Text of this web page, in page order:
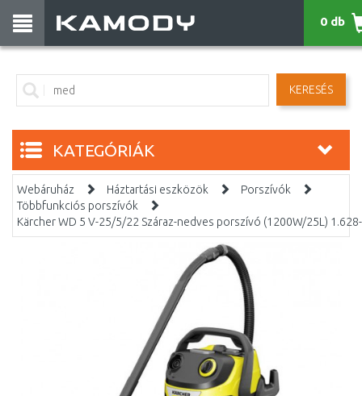
KERESÉS
0 db
KATEGÓRIÁK
Webáruház Háztartási eszközök
Porszívók
Többfunkciós porszívók
Kärcher WD 5 V-25/5/22 Száraz-nedves porszívó (1200W/25L)